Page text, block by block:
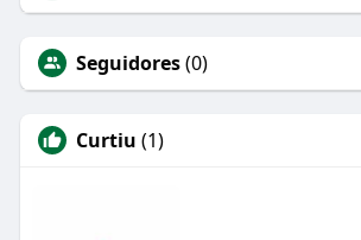
Seguidores(0)
Curtiu (1)